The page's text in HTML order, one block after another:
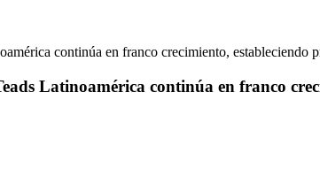
continúa en franco crecimiento,
Latinoamérica continúa en franco